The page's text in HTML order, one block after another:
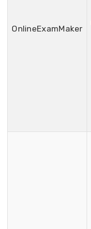
OnlineExamMaker